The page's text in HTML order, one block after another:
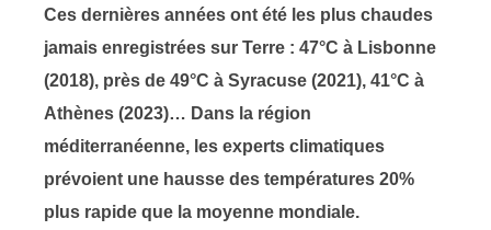
Ces dernières années ont été les plus chaudes
jamais enregistrées sur Terre : 47°C à Lisbonne
(2018), près de 49°C à Syracuse (2021), 41°C à
Athènes (2023)… Dans la région
méditerranéenne, les experts climatiques
prévoient une hausse des températures 20%
plus rapide que la moyenne mondiale.